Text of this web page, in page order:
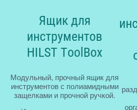
Ящик для
инструментов
HILST ToolBox
Модульный, прочный ящик для
инструментов с полиамидными
защелками и прочной ручкой.